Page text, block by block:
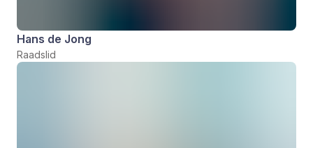
Hans de Jong
Raadslid